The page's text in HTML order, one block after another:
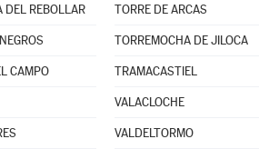
DEL REBOLLAR TORRE DE ARCAS
TORREMOCHA DE JILOCA
CAMPO TRAMACASTIEL
VALACLOCHE
VALDELTORMO